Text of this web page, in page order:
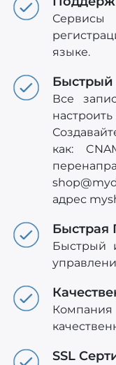
языке.
Быстрый
Все
как:
адрес
Быстрая
Быстрый
SSL